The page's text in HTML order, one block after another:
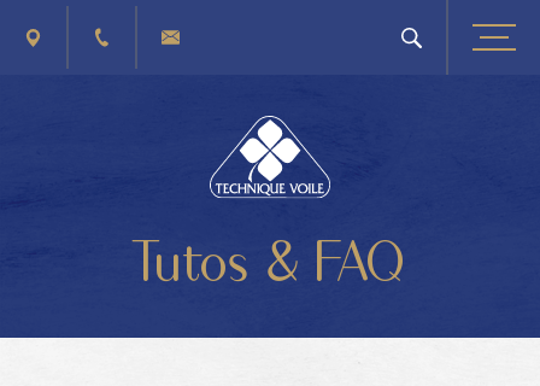
PLAN D'ACCÈS+32 (0) 4 263 40 41
CONTACTEZ-NOUS
Tutos & FAQ